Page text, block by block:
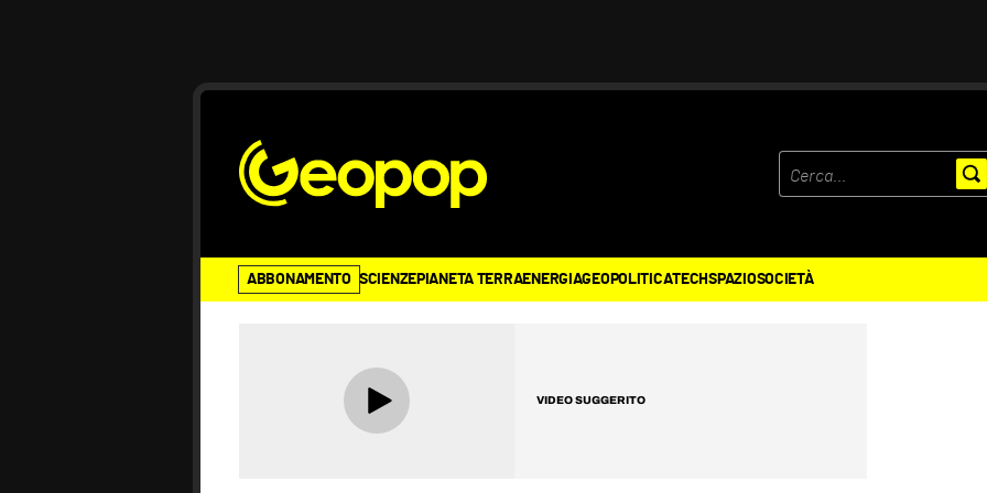
ABBONAMENTO SCIENZEPIANETA TERRAENERGIAGEOPOLITICATECHSPAZIOSOCIETÀ
VIDEO SUGGERITO